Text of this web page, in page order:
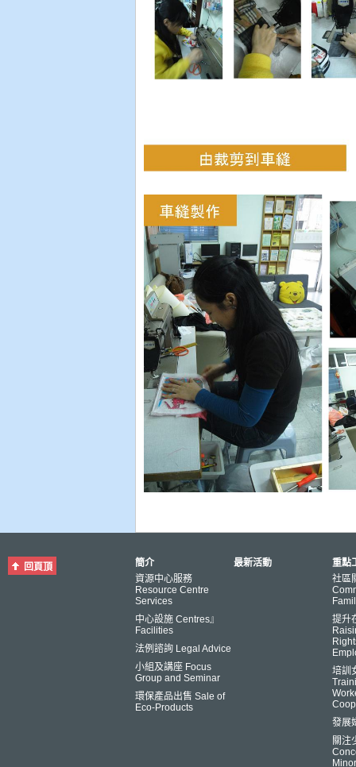
回頁頂
簡介
資源中心服務
Resource Centre
Services
中心設施 Centres』
Facilities
法例諮詢 Legal Advice
小組及講座 Focus
Group and Seminar
環保產品出售 Sale of
Eco-Products
最新活動
重點
社區
提升
培訓
發展
關注